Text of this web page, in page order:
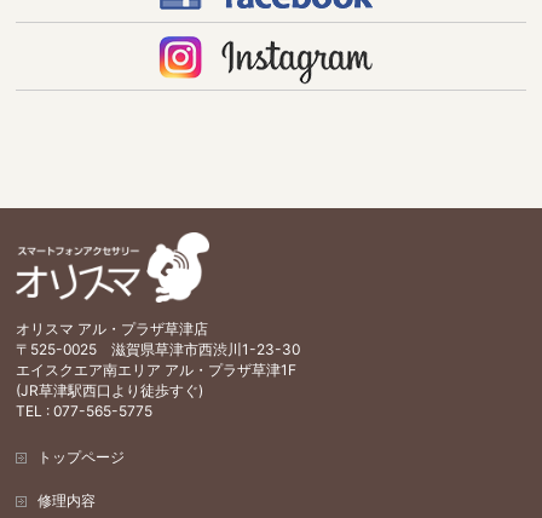
オリスマ アル・プラザ草津店
〒525-0025 滋賀県草津市西渋川1-23-30
エイスクエア南エリア アル・プラザ草津1F
(JR草津駅西口より徒歩すぐ)
TEL : 077-565-5775
トップページ
修理内容